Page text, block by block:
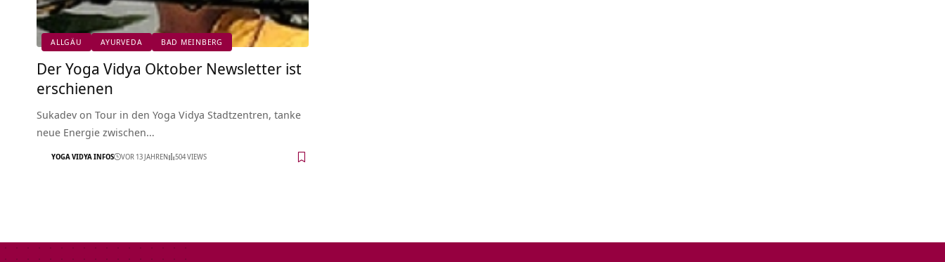
ALLGÄU AYURVEDA BAD MEINBERG
Der Yoga Vidya Oktober Newsletter ist
erschienen
Sukadev on Tour in den Yoga Vidya Stadtzentren, tanke
neue Energie zwischen…
YOGA VIDYA INFOS VOR 13 JAHREN 504 VIEWS